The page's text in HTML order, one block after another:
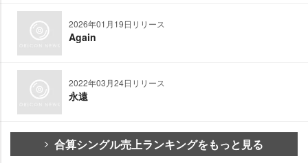
2026年01月19日リリース
Again
2022年03月24日リリース
永遠
合算シングル売上ランキングをもっと見る